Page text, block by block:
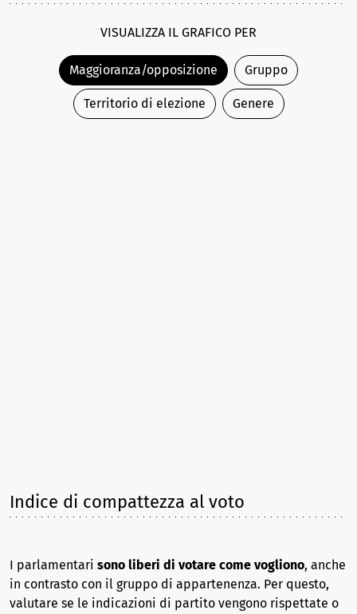
VISUALIZZA IL GRAFICO PER
Maggioranza/opposizione Gruppo
Territorio di elezione Genere
Indice di compattezza al voto
I parlamentari sono liberi di votare come vogliono, anche
in contrasto con il gruppo di appartenenza. Per questo,
valutare se le indicazioni di partito vengono rispettate o